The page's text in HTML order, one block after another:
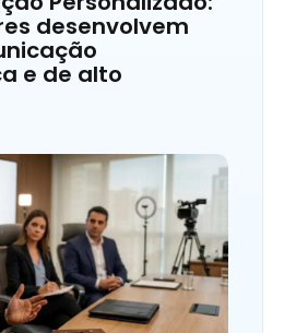
desenvolvem
e de alto